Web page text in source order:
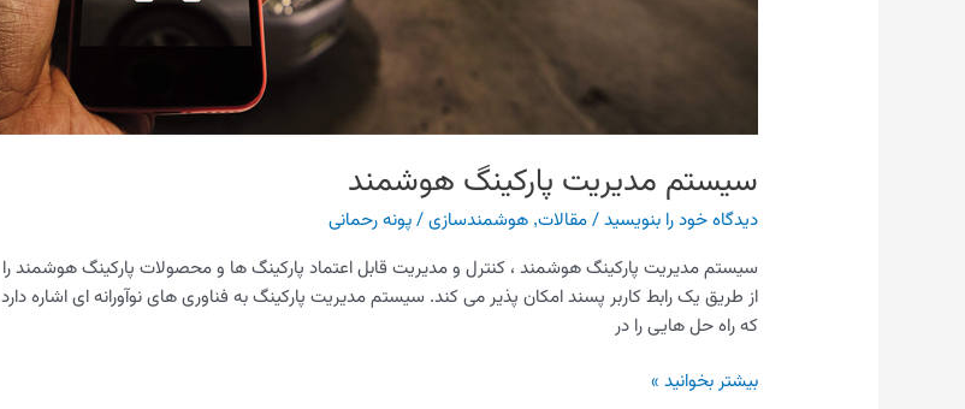
سیستم مدیریت پارکینگ هوشمند
دیدگاه‌ خود را بنویسید/مقالات,هوشمندسازی/پونه رحمانی
سیستم مدیریت پارکینگ هوشمند ، کنترل و مدیریت قابل اعتماد پارکینگ ها و محصولات پارکینگ هوشمند را
از طریق یک رابط کاربر پسند امکان پذیر می کند. سیستم مدیریت پارکینگ به فناوری های نوآورانه ای اشاره دارد
که راه حل هایی را در
بیشتر بخوانید »